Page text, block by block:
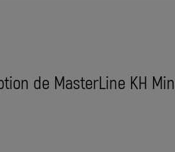
de MasterLine KH